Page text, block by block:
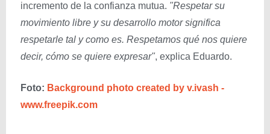
incremento de la confianza mutua. "Respetar su
movimiento libre y su desarrollo motor significa
respetarle tal y como es. Respetamos qué nos quiere
decir, cómo se quiere expresar", explica Eduardo.
Foto: Background photo created by v.ivash -
www.freepik.com